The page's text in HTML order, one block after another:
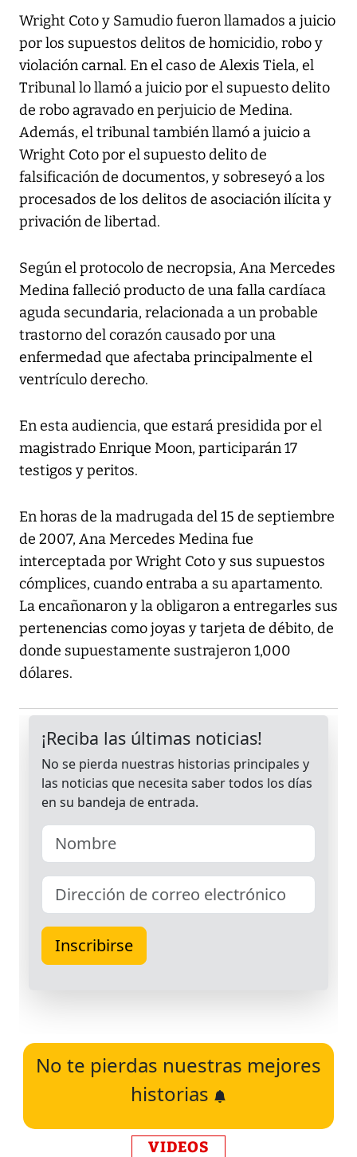
Wright Coto y Samudio fueron llamados a juicio
por los supuestos delitos de homicidio, robo y
violación carnal. En el caso de Alexis Tiela, el
Tribunal lo llamó a juicio por el supuesto delito
de robo agravado en perjuicio de Medina.
Además, el tribunal también llamó a juicio a
Wright Coto por el supuesto delito de
falsificación de documentos, y sobreseyó a los
procesados de los delitos de asociación ilícita y
privación de libertad.
Según el protocolo de necropsia, Ana Mercedes
Medina falleció producto de una falla cardíaca
aguda secundaria, relacionada a un probable
trastorno del corazón causado por una
enfermedad que afectaba principalmente el
ventrículo derecho.
En esta audiencia, que estará presidida por el
magistrado Enrique Moon, participarán 17
testigos y peritos.
En horas de la madrugada del 15 de septiembre
de 2007, Ana Mercedes Medina fue
interceptada por Wright Coto y sus supuestos
cómplices, cuando entraba a su apartamento.
La encañonaron y la obligaron a entregarles sus
pertenencias como joyas y tarjeta de débito, de
donde supuestamente sustrajeron 1,000
dólares.
No te pierdas nuestras mejores
historias
VIDEOS